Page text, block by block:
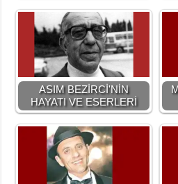
ASIM BEZİRCİ'NİN
HAYATI VE ESERLERİ